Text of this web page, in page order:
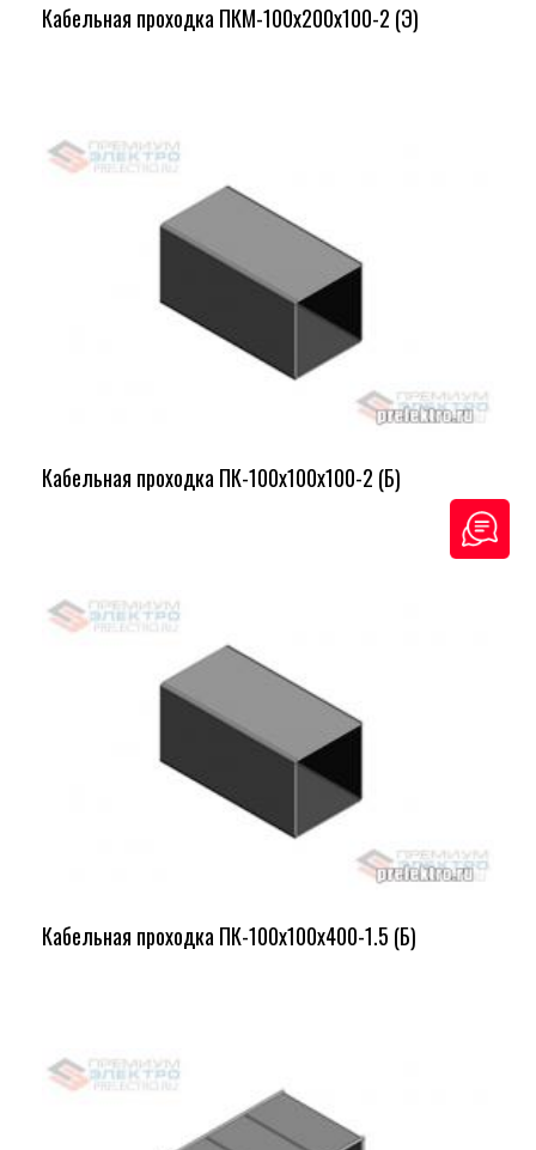
Кабельная проходка ПКМ-100х200х100-2 (Э)
Кабельная проходка ПК-100х100х100-2 (Б)
Кабельная проходка ПК-100х100х400-1.5 (Б)